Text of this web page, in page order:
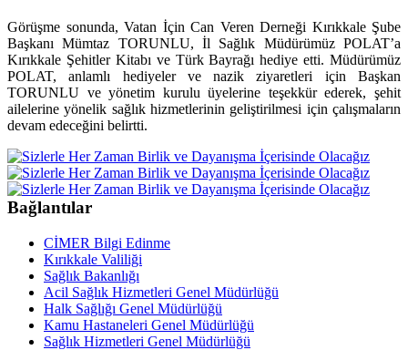
Görüşme sonunda, Vatan İçin Can Veren Derneği Kırıkkale Şube
Başkanı Mümtaz TORUNLU, İl Sağlık Müdürümüz POLAT’a
Kırıkkale Şehitler Kitabı ve Türk Bayrağı hediye etti. Müdürümüz
POLAT, anlamlı hediyeler ve nazik ziyaretleri için Başkan
TORUNLU ve yönetim kurulu üyelerine teşekkür ederek, şehit
ailelerine yönelik sağlık hizmetlerinin geliştirilmesi için çalışmaların
devam edeceğini belirtti.
Bağlantılar
CİMER Bilgi Edinme
Kırıkkale Valiliği
Sağlık Bakanlığı
Acil Sağlık Hizmetleri Genel Müdürlüğü
Halk Sağlığı Genel Müdürlüğü
Kamu Hastaneleri Genel Müdürlüğü
Sağlık Hizmetleri Genel Müdürlüğü